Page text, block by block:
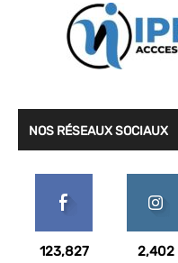
NOS RÉSEAUX SOCIAUX
123,827 2,402